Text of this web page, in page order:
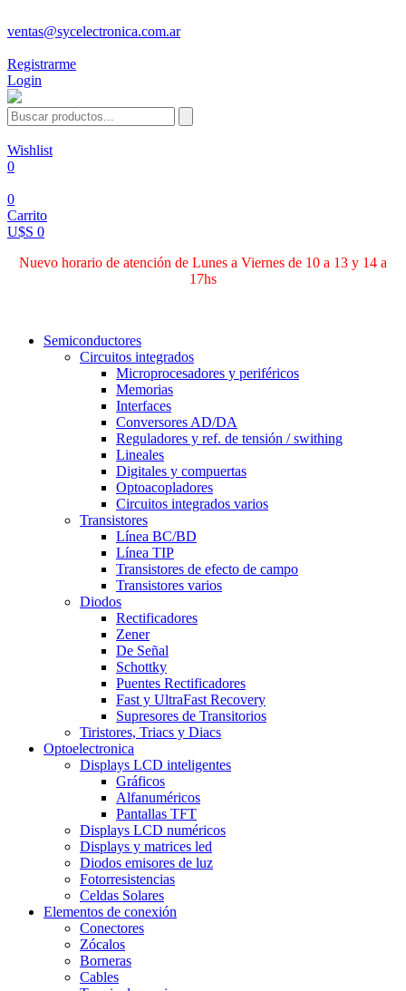
ventas@sycelectronica.com.ar
Registrarme
Login
Wishlist
0
0
Carrito
U$S 0
Nuevo horario de atención de Lunes a Viernes de 10 a 13 y 14 a
17hs
Semiconductores
Circuitos integrados
Microprocesadores y periféricos
Memorias
Interfaces
Conversores AD/DA
Reguladores y ref. de tensión / swithing
Lineales
Digitales y compuertas
Optoacopladores
Circuitos integrados varios
Transistores
Línea BC/BD
Línea TIP
Transistores de efecto de campo
Transistores varios
Diodos
Rectificadores
Zener
De Señal
Schottky
Puentes Rectificadores
Fast y UltraFast Recovery
Supresores de Transitorios
Tiristores, Triacs y Diacs
Optoelectronica
Displays LCD inteligentes
Gráficos
Alfanuméricos
Pantallas TFT
Displays LCD numéricos
Displays y matrices led
Diodos emisores de luz
Fotorresistencias
Celdas Solares
Elementos de conexión
Conectores
Zócalos
Borneras
Cables